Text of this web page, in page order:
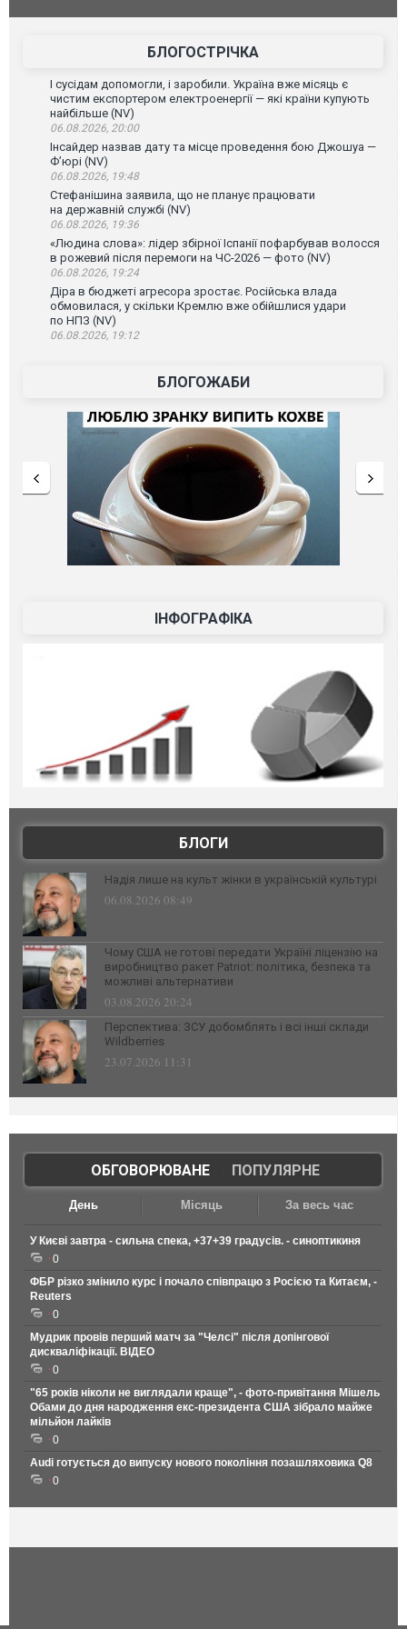
атаку. ВІДЕО
БЛОГОСТРІЧКА
І сусідам допомогли, і заробили. Україна вже місяць є
чистим експортером електроенергії — які країни купують
найбільше (NV)
06.08.2026, 20:00
Інсайдер назвав дату та місце проведення бою Джошуа —
Ф’юрі (NV)
06.08.2026, 19:48
Стефанішина заявила, що не планує працювати
на державній службі (NV)
06.08.2026, 19:36
«Людина слова»: лідер збірної Іспанії пофарбував волосся
в рожевий після перемоги на ЧС-2026 — фото (NV)
06.08.2026, 19:24
Діра в бюджеті агресора зростає. Російська влада
обмовилася, у скільки Кремлю вже обійшлися удари
по НПЗ (NV)
06.08.2026, 19:12
БЛОГОЖАБИ
ІНФОГРАФІКА
БЛОГИ
Надія лише на культ жінки в українській культурі
06.08.2026 08:49
Чому США не готові передати Україні ліцензію на
виробництво ракет Patriot: політика, безпека та
можливі альтернативи
03.08.2026 20:24
Перспектива: ЗСУ добомблять і всі інші склади
Wildberries
23.07.2026 11:31
ОБГОВОРЮВАНЕ| ПОПУЛЯРНЕ
День Місяць За весь час
У Києві завтра - сильна спека, +37+39 градусів. - синоптикиня
0
ФБР різко змінило курс і почало співпрацю з Росією та Китаєм, -
Reuters
0
Мудрик провів перший матч за "Челсі" після допінгової
дискваліфікації. ВІДЕО
0
"65 років ніколи не виглядали краще", - фото-привітання Мішель
Обами до дня народження екс-президента США зібрало майже
мільйон лайків
0
Audi готується до випуску нового покоління позашляховика Q8
0